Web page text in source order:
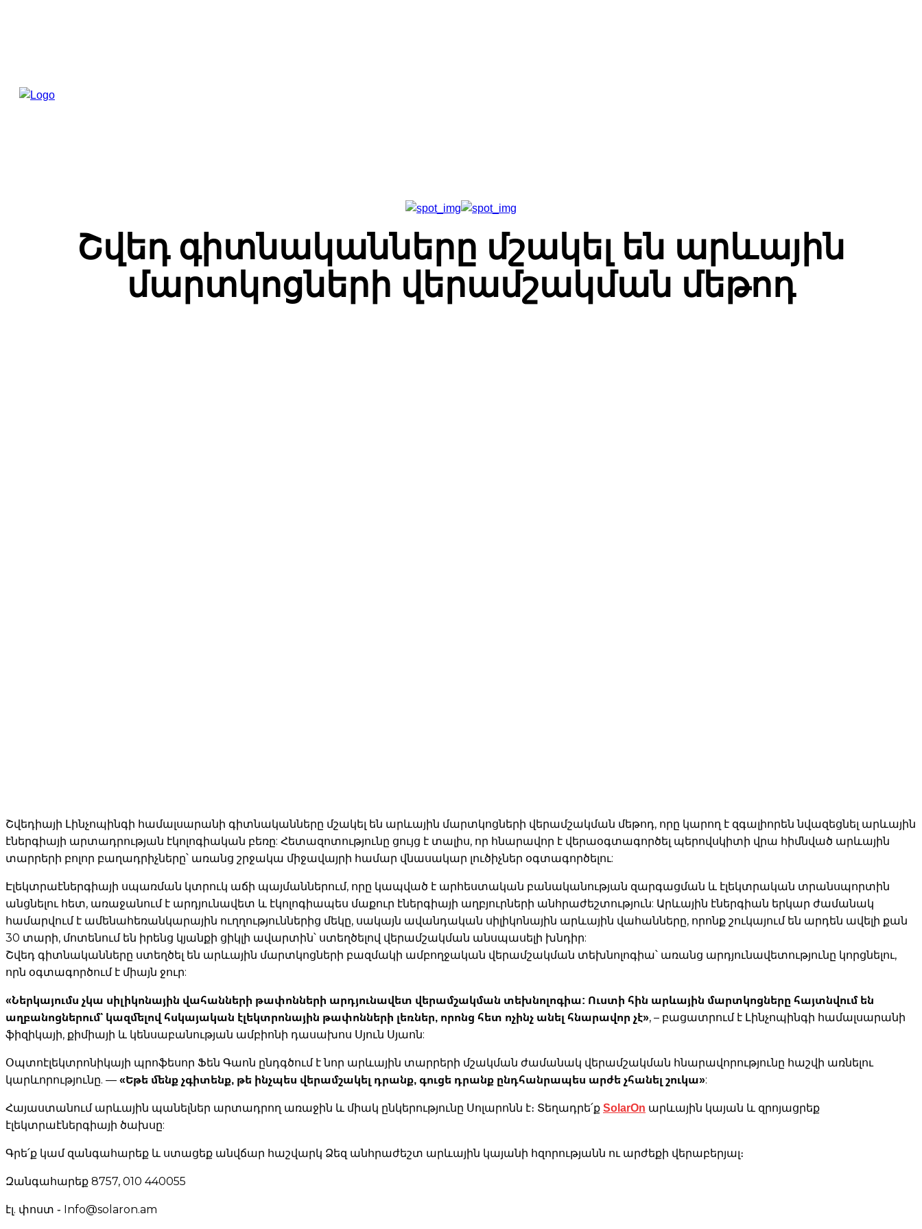
Շվեդ գիտնականները մշակել են արևային
մարտկոցների վերամշակման մեթոդ
Շվեդիայի Լինչոպինգի համալսարանի գիտնականները մշակել են արևային մարտկոցների վերամշակման մեթոդ, որը կարող է զգալիորեն նվազեցնել արևային
էներգիայի արտադրության էկոլոգիական բեռը: Հետազոտությունը ցույց է տալիս, որ հնարավոր է վերաօգտագործել պերովսկիտի վրա հիմնված արևային
տարրերի բոլոր բաղադրիչները՝ առանց շրջակա միջավայրի համար վնասակար լուծիչներ օգտագործելու:
Էլեկտրաէներգիայի սպառման կտրուկ աճի պայմաններում, որը կապված է արհեստական բանականության զարգացման և էլեկտրական տրանսպորտին
անցնելու հետ, առաջանում է արդյունավետ և էկոլոգիապես մաքուր էներգիայի աղբյուրների անհրաժեշտություն: Արևային էներգիան երկար ժամանակ
համարվում է ամենահեռանկարային ուղղություններից մեկը, սակայն ավանդական սիլիկոնային արևային վահանները, որոնք շուկայում են արդեն ավելի քան
30 տարի, մոտենում են իրենց կյանքի ցիկլի ավարտին՝ ստեղծելով վերամշակման անսպասելի խնդիր:
Շվեդ գիտնականները ստեղծել են արևային մարտկոցների բազմակի ամբողջական վերամշակման տեխնոլոգիա՝ առանց արդյունավետությունը կորցնելու,
որն օգտագործում է միայն ջուր:
«Ներկայումս չկա սիլիկոնային վահանների թափոնների արդյունավետ վերամշակման տեխնոլոգիա: Ուստի հին արևային մարտկոցները հայտնվում են
աղբանոցներում՝ կազմելով հսկայական էլեկտրոնային թափոնների լեռներ, որոնց հետ ոչինչ անել հնարավոր չէ», – բացատրում է Լինչոպինգի համալսարանի
ֆիզիկայի, քիմիայի և կենսաբանության ամբիոնի դասախոս Սյուն Սյաոն:
Օպտոէլեկտրոնիկայի պրոֆեսոր Ֆեն Գաոն ընդգծում է նոր արևային տարրերի մշակման ժամանակ վերամշակման հնարավորությունը հաշվի առնելու
կարևորությունը. — «Եթե մենք չգիտենք, թե ինչպես վերամշակել դրանք, գուցե դրանք ընդհանրապես արժե չհանել շուկա»:
Հայաստանում արևային պանելներ արտադրող առաջին և միակ ընկերությունը Սոլարոնն է։ Տեղադրե՛ք SolarOn արևային կայան և զրոյացրեք
էլեկտրաէներգիայի ծախսը:
Գրե՛ք կամ զանգահարեք և ստացեք անվճար հաշվարկ Ձեզ անհրաժեշտ արևային կայանի հզորությանն ու արժեքի վերաբերյալ։
Զանգահարեք 8757, 010 440055
էլ. փոստ ֊ Info@solaron.am